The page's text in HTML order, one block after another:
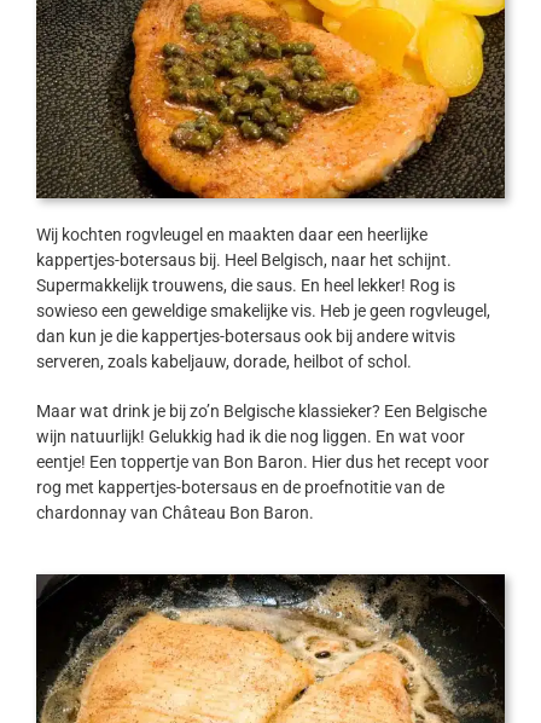
Wij kochten rogvleugel en maakten daar een heerlijke
kappertjes-botersaus bij. Heel Belgisch, naar het schijnt.
Supermakkelijk trouwens, die saus. En heel lekker! Rog is
sowieso een geweldige smakelijke vis. Heb je geen rogvleugel,
dan kun je die kappertjes-botersaus ook bij andere witvis
serveren, zoals kabeljauw, dorade, heilbot of schol.
Maar wat drink je bij zo’n Belgische klassieker? Een Belgische
wijn natuurlijk! Gelukkig had ik die nog liggen. En wat voor
eentje! Een toppertje van Bon Baron. Hier dus het recept voor
rog met kappertjes-botersaus en de proefnotitie van de
chardonnay van Château Bon Baron.